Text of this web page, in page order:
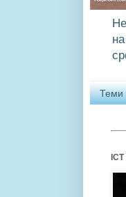
Теми